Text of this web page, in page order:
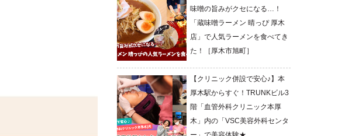
味噌の旨みがクセになる…！
「蔵味噌ラーメン 晴っぴ 厚木
店」で人気ラーメンを食べてき
た！［厚木市旭町］
【クリニック併設で安心♪】本
厚木駅からすぐ！TRUNKビル3
階「血管外科クリニック本厚
木」内の「VSC美容外科センタ